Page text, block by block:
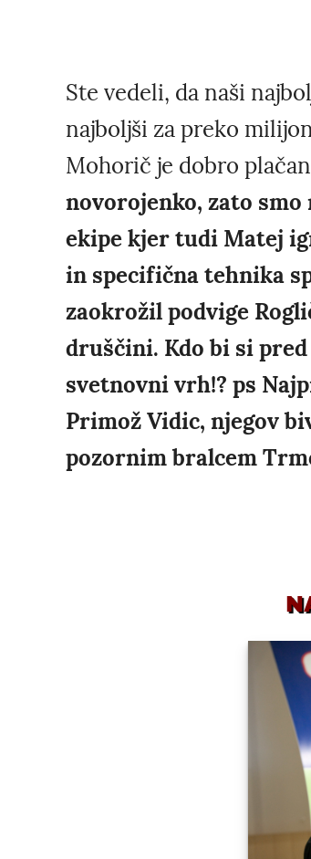
Ste vedeli, da naši
najboljši za preko
Mohorič je dobro
novorojenko, zato
ekipe kjer tudi Matej
in specifična tehnika
zaokrožil podvige
druščini. Kdo bi si
svetnovni vrh!? ps
Primož Vidic, njegov
pozornim bralcem